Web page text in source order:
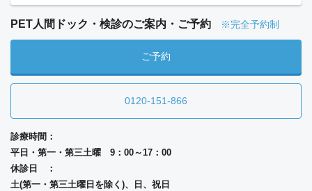
PET人間ドック・検診のご案内・ご予約 ※完全予約制
ご予約
0120-151-866
診療時間：
平日・第一・第三土曜 9：00～17：00
休診日 ：
土(第一・第三土曜日を除く)、日、祝日